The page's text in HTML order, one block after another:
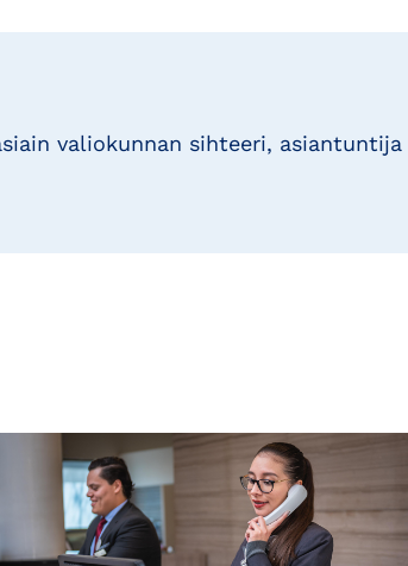
valiokunnan sihteeri, asiantuntija